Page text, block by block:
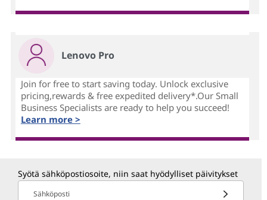
Lenovo Pro
Join for free to start saving today. Unlock exclusive
pricing,rewards & free expedited delivery*.Our Small
Business Specialists are ready to help you succeed!
Learn more >
Syötä sähköpostiosoite, niin saat hyödylliset päivitykset
Sähköposti